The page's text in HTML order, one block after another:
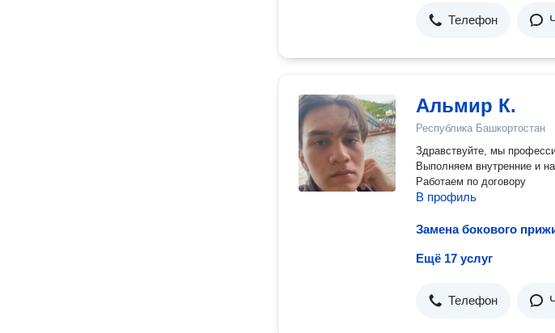
Телефон
Альмир К.
Республика Башкортостан
Здравствуйте, мы
Выполняем внутренние и наружные
Работаем по договору
В профиль
Замена бокового
Ещё 17 услуг
Телефон